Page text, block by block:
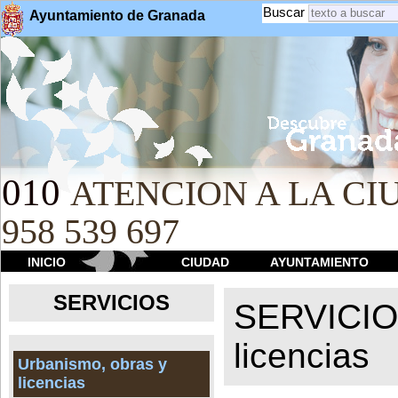
Ayuntamiento de Granada Buscar
010 ATENCION A LA
958 539 697
INICIO CIUDAD AYUNTAMIENTO
SERVICIOS
Urbanismo, obras y
licencias
licencias